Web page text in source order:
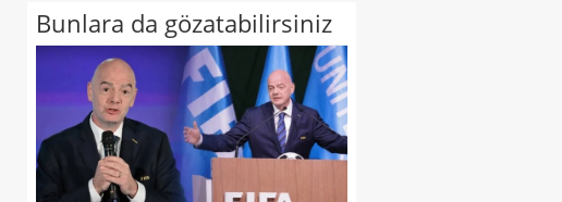
Bunlara da gözatabilirsiniz